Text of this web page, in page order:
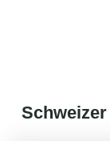
Schweizer